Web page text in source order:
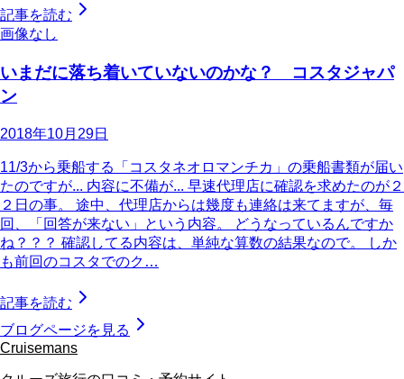
記事を読む
画像なし
いまだに落ち着いていないのかな？ コスタジャパ
ン
2018年10月29日
11/3から乗船する「コスタネオロマンチカ」の乗船書類が届い
たのですが... 内容に不備が... 早速代理店に確認を求めたのが２
２日の事。 途中、代理店からは幾度も連絡は来てますが、毎
回、「回答が来ない」という内容。 どうなっているんですか
ね？？？ 確認してる内容は、単純な算数の結果なので。 しか
も前回のコスタでのク…
記事を読む
ブログページを見る
Cruisemans